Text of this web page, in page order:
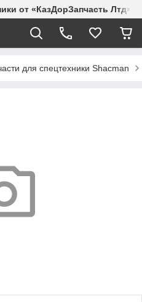
от «КазДорЗапчасть Лтд»
для спецтехники Shacman